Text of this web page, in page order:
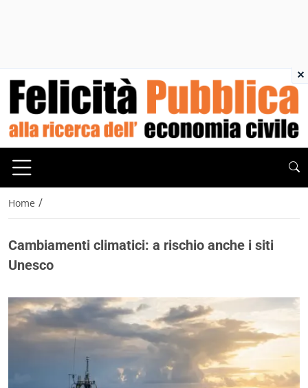
Home /
Cambiamenti climatici: a rischio anche i siti
Unesco
×